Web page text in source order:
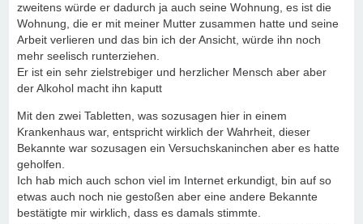
zweitens würde er dadurch ja auch seine Wohnung, es ist die
Wohnung, die er mit meiner Mutter zusammen hatte und seine
Arbeit verlieren und das bin ich der Ansicht, würde ihn noch
mehr seelisch runterziehen.
Er ist ein sehr zielstrebiger und herzlicher Mensch aber aber
der Alkohol macht ihn kaputt
Mit den zwei Tabletten, was sozusagen hier in einem
Krankenhaus war, entspricht wirklich der Wahrheit, dieser
Bekannte war sozusagen ein Versuchskaninchen aber es hatte
geholfen.
Ich hab mich auch schon viel im Internet erkundigt, bin auf so
etwas auch noch nie gestoßen aber eine andere Bekannte
bestätigte mir wirklich, dass es damals stimmte.